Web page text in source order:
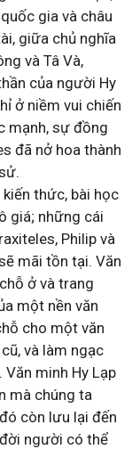
gia và châu
giữa chủ nghĩa
và Tâ Và,
của người Hy
ở niềm vui chiến
mạnh, sự đồng
đã nở hoa thành
thức, bài học
giá; những cái
Philip và
mãi tồn tại. Văn
ở và trang
một nền văn
cho một văn
và làm ngạc
minh Hy Lạp
mà chúng ta
còn lưu lại đến
người có thể